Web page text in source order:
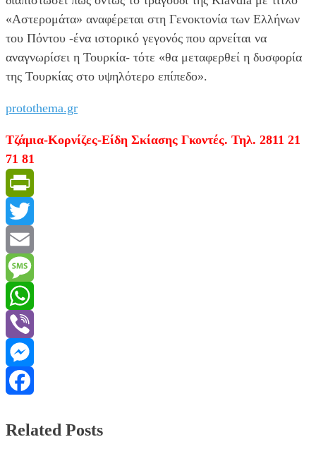
«Αστερομάτα» αναφέρεται στη Γενοκτονία των Ελλήνων
του Πόντου -ένα ιστορικό γεγονός που αρνείται να
αναγνωρίσει η Τουρκία- τότε «θα μεταφερθεί η δυσφορία
της Τουρκίας στο υψηλότερο επίπεδο».
protothema.gr
Τζάμια-Κορνίζες-Είδη Σκίασης Γκοντές. Τηλ. 2811 21
71 81
PrintFriendly
Twitter
Email
Message
WhatsApp
Viber
Messenger
Related Posts